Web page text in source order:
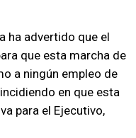
ha advertido que el
que esta marcha de
a ningún empleo de
en que esta
para el Ejecutivo,